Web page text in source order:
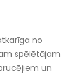
no
spēlētājam
un